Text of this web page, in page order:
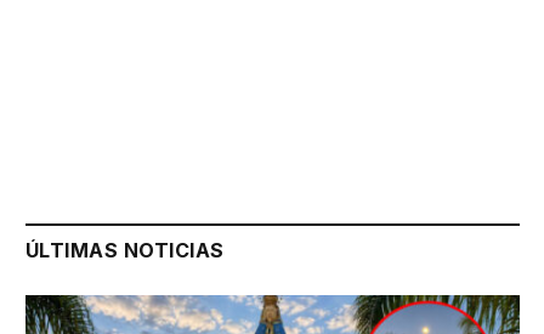
ÚLTIMAS NOTICIAS